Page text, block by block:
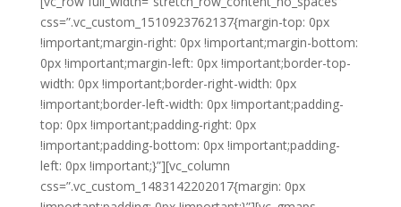
css=”.vc_custom_1510923762137{margin-top: 0px
!important;margin-right: 0px !important;margin-bottom:
0px !important;margin-left: 0px !important;border-top-
width: 0px !important;border-right-width: 0px
!important;border-left-width: 0px !important;padding-
top: 0px !important;padding-right: 0px
!important;padding-bottom: 0px !important;padding-
left: 0px !important;}”][vc_column
css=”.vc_custom_1483142202017{margin: 0px